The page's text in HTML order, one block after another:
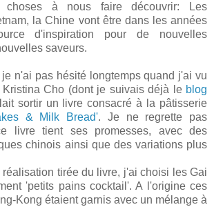
à nous faire découvrir: Les
la Chine vont être dans les années
d'inspiration pour de nouvelles
saveurs.
n'ai pas hésité longtemps quand j'ai vu
Cho (dont je suivais déjà le blog
sortir un livre consacré à la pâtisserie
& Milk Bread'. Je ne regrette pas
livre tient ses promesses, avec des
chinois ainsi que des variations plus
réalisation tirée du livre, j'ai choisi les Gai
'petits pains cocktail'. A l'origine ces
Kong étaient garnis avec un mélange à